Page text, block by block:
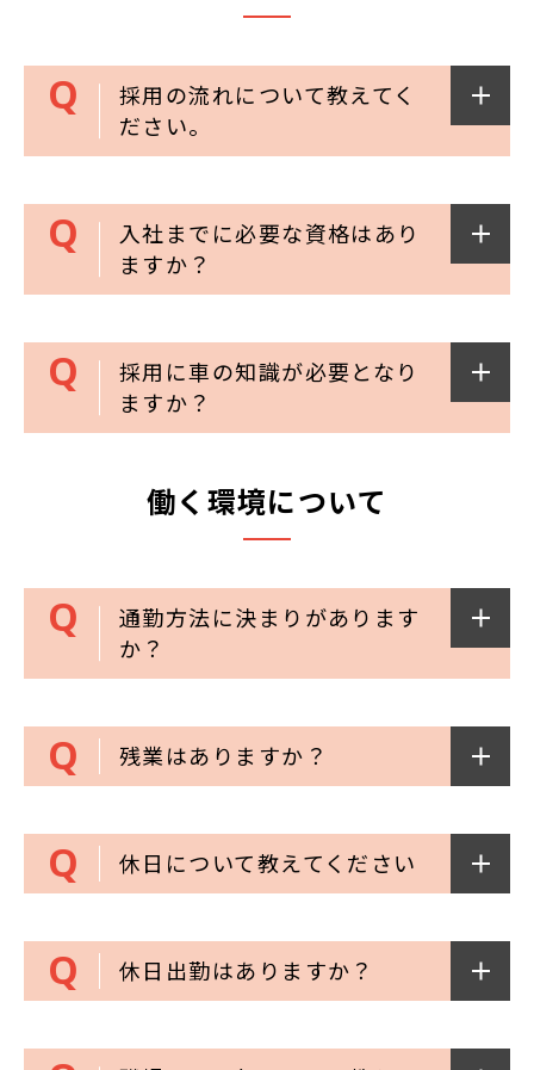
採用の流れについて教えてく
ださい。
入社までに必要な資格はあり
ますか？
採用に車の知識が必要となり
ますか？
働く環境について
通勤方法に決まりがあります
か？
残業はありますか？
休日について教えてください
休日出勤はありますか？